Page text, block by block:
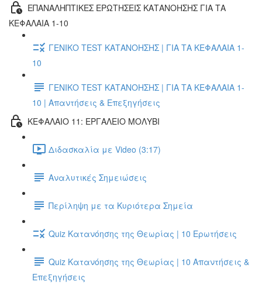
ΕΠΑΝΑΛΗΠΤΙΚΕΣ ΕΡΩΤΗΣΕΙΣ ΚΑΤΑΝΟΗΣΗΣ ΓΙΑ ΤΑ
ΚΕΦΑΛΑΙΑ 1-10
ΓΕΝΙΚΟ TEST ΚΑΤΑΝΟΗΣΗΣ | ΓΙΑ ΤΑ ΚΕΦΑΛΑΙΑ 1-
10
ΓΕΝΙΚΟ TEST ΚΑΤΑΝΟΗΣΗΣ | ΓΙΑ ΤΑ ΚΕΦΑΛΑΙΑ 1-
10 | Απαντήσεις & Επεξηγήσεις
ΚΕΦΑΛΑΙΟ 11: ΕΡΓΑΛΕΙΟ ΜΟΛΥΒΙ
Διδασκαλία με Video (3:17)
Αναλυτικές Σημειώσεις
Περίληψη με τα Κυριότερα Σημεία
Quiz Κατανόησης της Θεωρίας | 10 Ερωτήσεις
Quiz Κατανόησης της Θεωρίας | 10 Απαντήσεις &
Επεξηγήσεις